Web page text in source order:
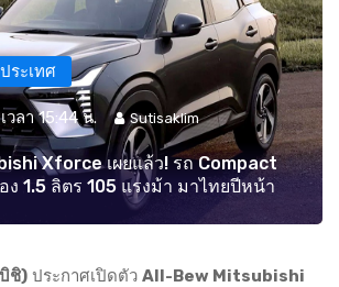
ระเทศ
วลา 15:44 น. Sutisaklim
Xforce เผยแล้ว! รถ Compact
ง 1.5 ลิตร 105 แรงม้า มาไทยปีหน้า
ชิ) ประกาศเปิดตัว All-Bew Mitsubishi